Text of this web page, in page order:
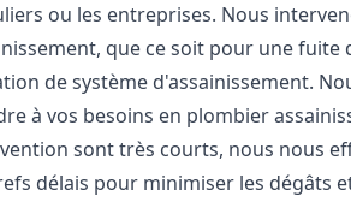
ou les entreprises. Nous
que ce soit pour une
de système d'assainissement.
à vos besoins en plombier
sont très courts, nous nous
délais pour minimiser les dégâts